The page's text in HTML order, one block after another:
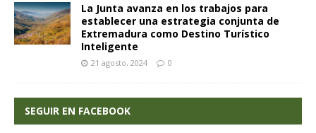
La Junta avanza en los trabajos para
establecer una estrategia conjunta de
Extremadura como Destino Turístico
Inteligente
21 agosto, 2024 0
SEGUIR EN FACEBOOK